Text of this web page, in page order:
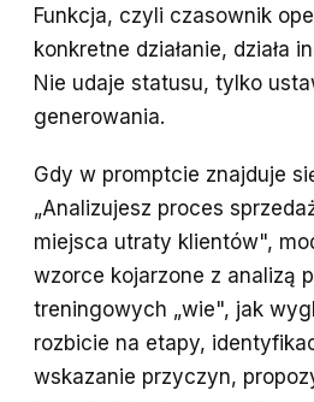
Funkcja, czyli czasownik
konkretne działanie, działa
Nie udaje statusu, tylko
generowania.
Gdy w promptcie znajduje
„Analizujesz proces
miejsca utraty klientów",
wzorce kojarzone z analizą
treningowych „wie", jak
rozbicie na etapy,
wskazanie przyczyn,